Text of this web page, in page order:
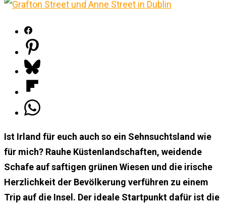
Ist Irland für euch auch so ein Sehnsuchtsland wie
für mich? Rauhe Küstenlandschaften, weidende
Schafe auf saftigen grünen Wiesen und die irische
Herzlichkeit der Bevölkerung verführen zu einem
Trip auf die Insel. Der ideale Startpunkt dafür ist die